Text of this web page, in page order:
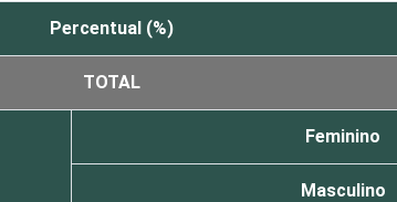
Percentual (%)
TOTAL
Feminino
Masculino